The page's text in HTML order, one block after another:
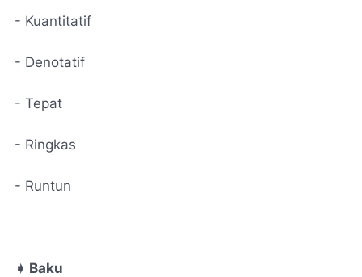
- Kuantitatif
- Denotatif
- Tepat
- Ringkas
- Runtun
➧ Baku